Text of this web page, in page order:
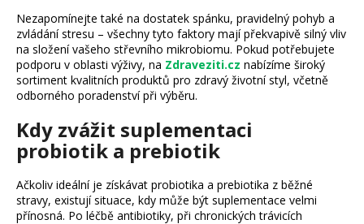
Nezapomínejte také na dostatek spánku, pravidelný pohyb a
zvládání stresu – všechny tyto faktory mají překvapivě silný vliv
na složení vašeho střevního mikrobiomu. Pokud potřebujete
podporu v oblasti výživy, na Zdraveziti.cz nabízíme široký
sortiment kvalitních produktů pro zdravý životní styl, včetně
odborného poradenství při výběru.
Kdy zvážit suplementaci
probiotik a prebiotik
Ačkoliv ideální je získávat probiotika a prebiotika z běžné
stravy, existují situace, kdy může být suplementace velmi
přínosná. Po léčbě antibiotiky, při chronických trávicích